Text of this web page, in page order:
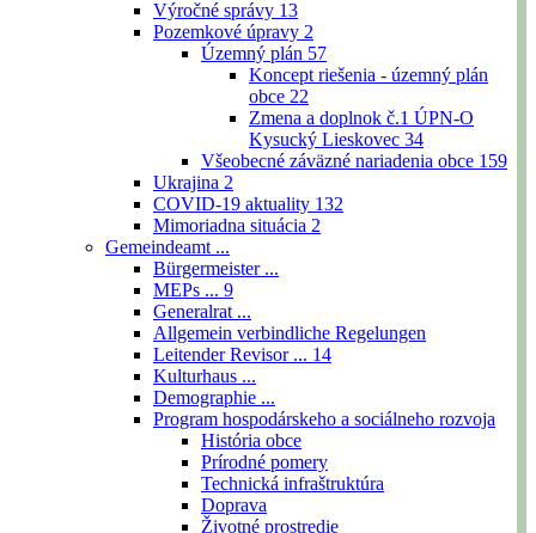
Výročné správy 13
Pozemkové úpravy 2
Územný plán 57
Koncept riešenia - územný plán
obce 22
Zmena a doplnok č.1 ÚPN-O
Kysucký Lieskovec 34
Všeobecné záväzné nariadenia obce 159
Ukrajina 2
COVID-19 aktuality 132
Mimoriadna situácia 2
Gemeindeamt ...
Bürgermeister ...
MEPs ... 9
Generalrat ...
Allgemein verbindliche Regelungen
Leitender Revisor ... 14
Kulturhaus ...
Demographie ...
Program hospodárskeho a sociálneho rozvoja
História obce
Prírodné pomery
Technická infraštruktúra
Doprava
Životné prostredie